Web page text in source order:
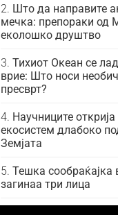
Што да направите
мечка: препораки од
еколошко друштво
Тихиот Океан се
врие: Што носи
пресврт?
Научниците
екосистем длабоко
Земјата
Тешка сообраќајка
загинаа три лица